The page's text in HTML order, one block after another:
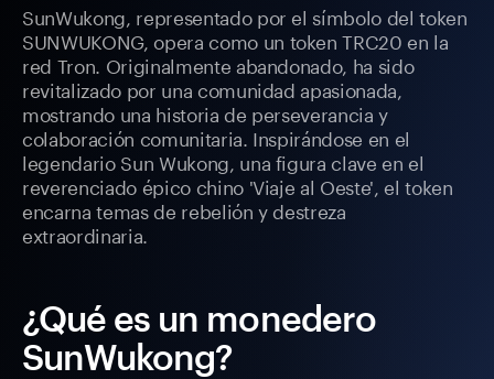
SunWukong, representado por el símbolo del token
SUNWUKONG, opera como un token TRC20 en la
red Tron. Originalmente abandonado, ha sido
revitalizado por una comunidad apasionada,
mostrando una historia de perseverancia y
colaboración comunitaria. Inspirándose en el
legendario Sun Wukong, una figura clave en el
reverenciado épico chino 'Viaje al Oeste', el token
encarna temas de rebelión y destreza
extraordinaria.
¿Qué es un monedero
SunWukong?